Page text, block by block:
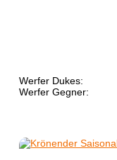
Werfer Dukes:
Werfer Gegner: